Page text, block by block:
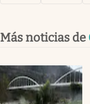
Más noticias de